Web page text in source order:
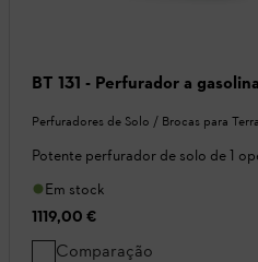
BT 131 - Perfurador a
Perfuradores de Solo / Brocas para
Potente perfurador de solo de 1
Em stock
1119,00 €
Comparação